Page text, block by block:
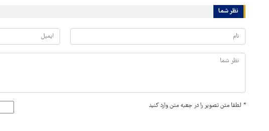
نظر شما
* لطفا متن تصویر را در جعبه متن وارد کنید